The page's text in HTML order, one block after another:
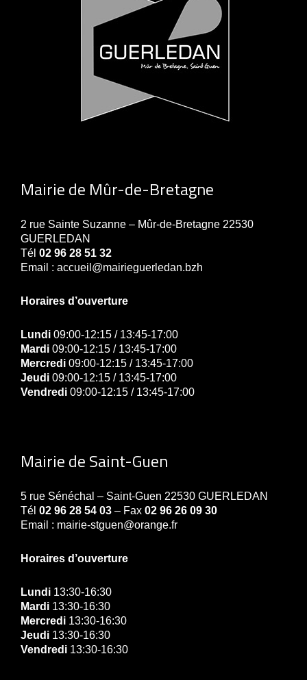
Mairie de Mûr-de-Bretagne
2 rue Sainte Suzanne – Mûr-de-Bretagne 22530
GUERLEDAN
Tél 02 96 28 51 32
Email : accueil@mairieguerledan.bzh
Horaires d’ouverture
Lundi 09:00-12:15 / 13:45-17:00
Mardi 09:00-12:15 / 13:45-17:00
Mercredi 09:00-12:15 / 13:45-17:00
Jeudi 09:00-12:15 / 13:45-17:00
Vendredi 09:00-12:15 / 13:45-17:00
Mairie de Saint-Guen
5 rue Sénéchal – Saint-Guen 22530 GUERLEDAN
Tél 02 96 28 54 03 – Fax 02 96 26 09 30
Email : mairie-stguen@orange.fr
Horaires d’ouverture
Lundi 13:30-16:30
Mardi 13:30-16:30
Mercredi 13:30-16:30
Jeudi 13:30-16:30
Vendredi 13:30-16:30